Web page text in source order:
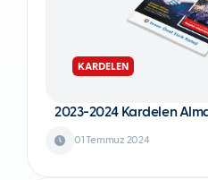
KARDELEN
2023-2024 Kardelen
01 Temmuz 2024